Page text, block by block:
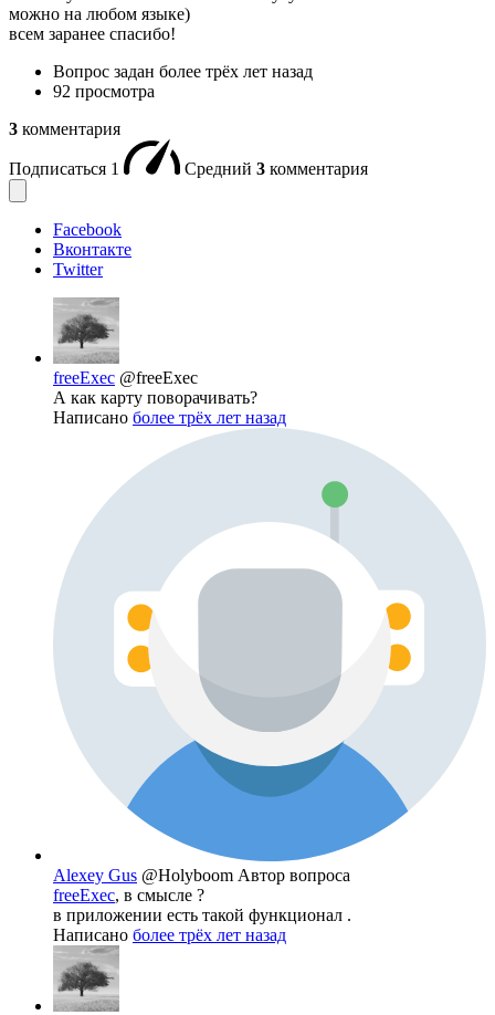
можно на любом языке)
всем заранее спасибо!
Вопрос задан более трёх лет назад
92 просмотра
3 комментария
Подписаться 1 Средний 3 комментария
Facebook
Вконтакте
Twitter
freeExec @freeExec
А как карту поворачивать?
Написано более трёх лет назад
Alexey Gus @Holyboom Автор вопроса
freeExec, в смысле ?
в приложении есть такой функционал .
Написано более трёх лет назад